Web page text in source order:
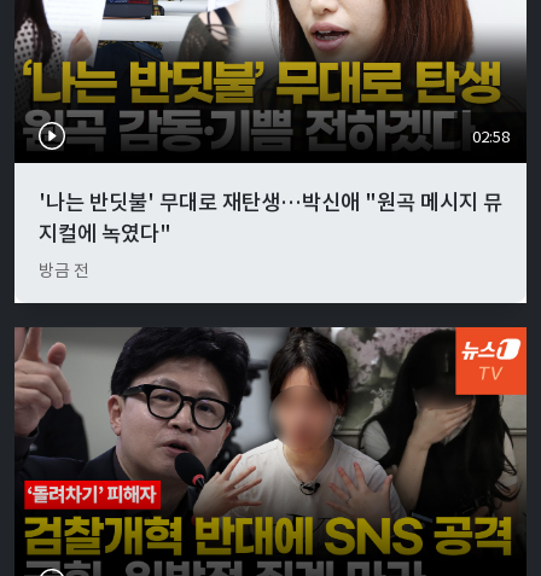
02:58
'나는 반딧불' 무대로 재탄생…박신애 "원곡 메시지 뮤
지컬에 녹였다"
방금 전